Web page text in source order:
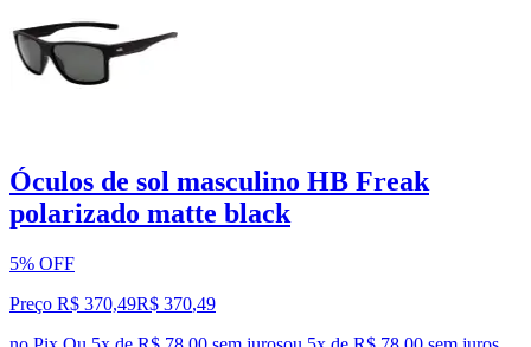
Óculos de sol masculino HB Freak
polarizado matte black
5% OFF
Preço R$ 370,49R$ 370,49